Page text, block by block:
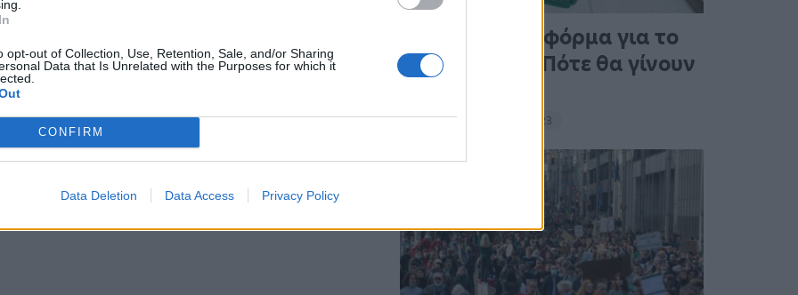
opt-out of Collection, Use, Retention, Sale, and/or Sharing
Data that Is Unrelated with the Purposes for which it
CONFIRM
Data Deletion Data Access Privacy Policy
η πορισματική πρόταση της ΝΔ ως πόρισμα
όλες οι πορισματικές εκθέσεις των
Βουλής Κωνσταντίνο Τασούλα
Ολομέλεια της Βουλής σε προσεχή
Άνοιξε η πλατφόρμα για το
Market Pass – Πότε θα γίνουν
15:13 - 15 Σεπτεμβρίου 2023